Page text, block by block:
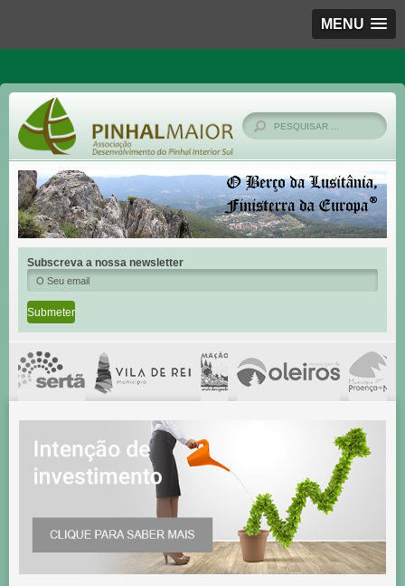
MENU
Subscreva a nossa newsletter